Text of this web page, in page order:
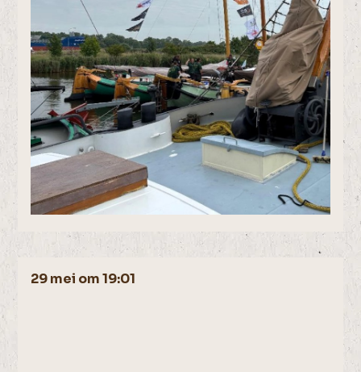
29 mei om 19:01